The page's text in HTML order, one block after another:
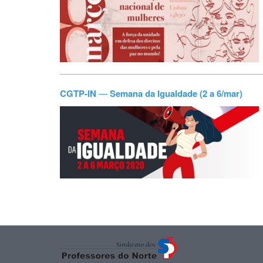
CGTP-IN —Semana da Igualdade (2 a 6/mar)